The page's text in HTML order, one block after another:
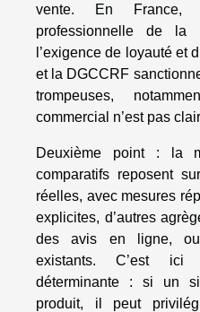
vente. En France,
professionnelle de la
l’exigence de loyauté et
et la DGCCRF
trompeuses,
commercial n’est pas
Deuxième point : la
comparatifs reposent
réelles, avec mesures
explicites, d’autres
des avis en ligne, ou
existants. C’est ici
déterminante : si un
produit, il peut